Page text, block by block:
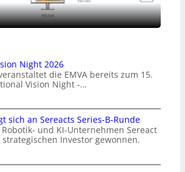
Night 2026
die EMVA bereits zum 15.
Vision Night -…
sich an Sereacts Series-B-Runde
und KI-Unternehmen Sereact
Investor gewonnen.